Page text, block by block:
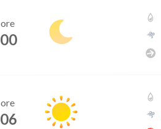
ore
00
ore
06